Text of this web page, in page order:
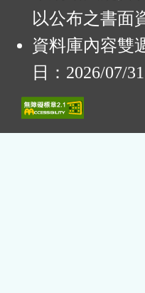
以公布之書面
資料庫內容雙
日：2026/07/31